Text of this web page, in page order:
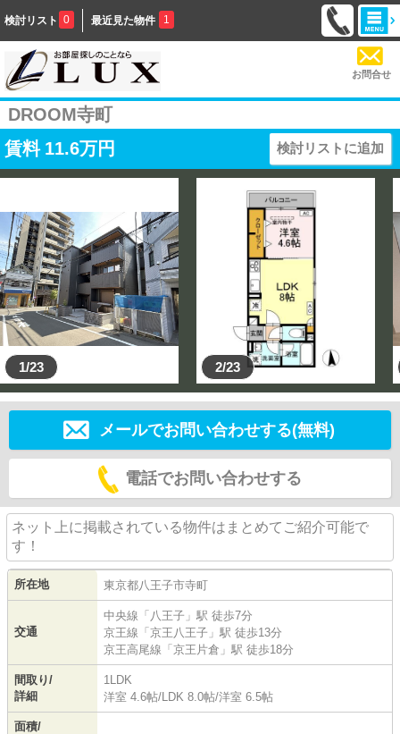
検討リスト 0 最近見た物件 1
お問合せ
DROOM寺町
賃料 11.6万円 検討リストに追加
1/23 2/23
メールでお問い合わせする(無料)
電話でお問い合わせする
ネット上に掲載されている物件はまとめてご紹介可能で
す！
所在地 東京都八王子市寺町
交通
中央線 「 八王子 」駅 徒歩7分
京王線 「京王八王子 」駅 徒歩13分
京王高尾線 「京王片倉 」駅 徒歩18分
間取り/
詳細
1LDK
洋室 4.6帖/LDK 8.0帖/洋室 6.5帖
面積/